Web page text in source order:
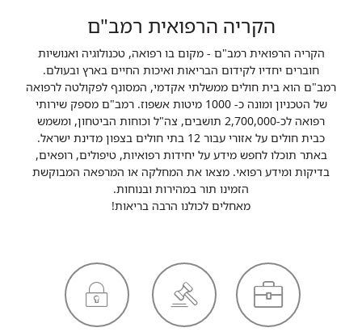
הקריה הרפואית רמב"ם
הקריה הרפואית רמב"ם - מקום בו רפואה, טכנולוגיה ואנושיות
חוברים יחדיו לקידום הבריאות ואיכות החיים בארץ ובעולם.
רמב"ם הוא בית חולים ממשלתי אקדמי, המסונף לפקולטה לרפואה
של הטכניון ומונה כ- 1000 מיטות אשפוז. רמב"ם מספק שירותי
רפואה לכ-2,700,000 תושבים, צה"ל וכוחות הביטחון, ומשמש
כבית חולים על אזורי עבור 12 בתי חולים בצפון מדינת ישראל.
באתר תוכלו לחפש מידע על יחידות רפואיות, טיפולים, רופאים,
בדיקות ומידע רפואי. מצאו את המחלקה או המרפאה המבוקשת
הזמינו תור במהירות ובנוחות.
מאחלים לכולנו הרבה בריאות!